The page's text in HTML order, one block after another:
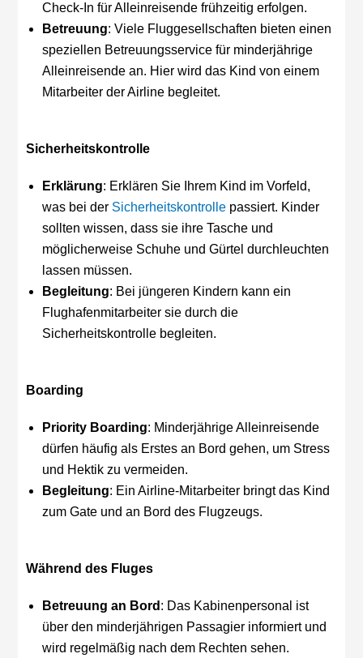
Check-In für Alleinreisende frühzeitig erfolgen.
Betreuung: Viele Fluggesellschaften bieten einen
speziellen Betreuungsservice für minderjährige
Alleinreisende an. Hier wird das Kind von einem
Mitarbeiter der Airline begleitet.
Sicherheitskontrolle
Erklärung: Erklären Sie Ihrem Kind im Vorfeld,
was bei der Sicherheitskontrolle passiert. Kinder
sollten wissen, dass sie ihre Tasche und
möglicherweise Schuhe und Gürtel durchleuchten
lassen müssen.
Begleitung: Bei jüngeren Kindern kann ein
Flughafenmitarbeiter sie durch die
Sicherheitskontrolle begleiten.
Boarding
Priority Boarding: Minderjährige Alleinreisende
dürfen häufig als Erstes an Bord gehen, um Stress
und Hektik zu vermeiden.
Begleitung: Ein Airline-Mitarbeiter bringt das Kind
zum Gate und an Bord des Flugzeugs.
Während des Fluges
Betreuung an Bord : Das Kabinenpersonal ist
über den minderjährigen Passagier informiert und
wird regelmäßig nach dem Rechten sehen.